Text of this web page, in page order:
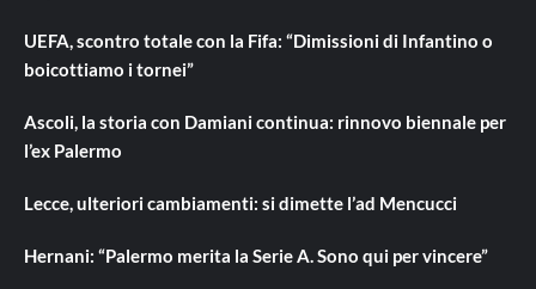
UEFA, scontro totale con la Fifa: “Dimissioni di Infantino o
boicottiamo i tornei”
Ascoli, la storia con Damiani continua: rinnovo biennale per
l’ex Palermo
Lecce, ulteriori cambiamenti: si dimette l’ad Mencucci
Hernani: “Palermo merita la Serie A. Sono qui per vincere”